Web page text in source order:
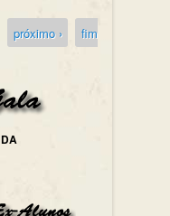
próximo ›
fim